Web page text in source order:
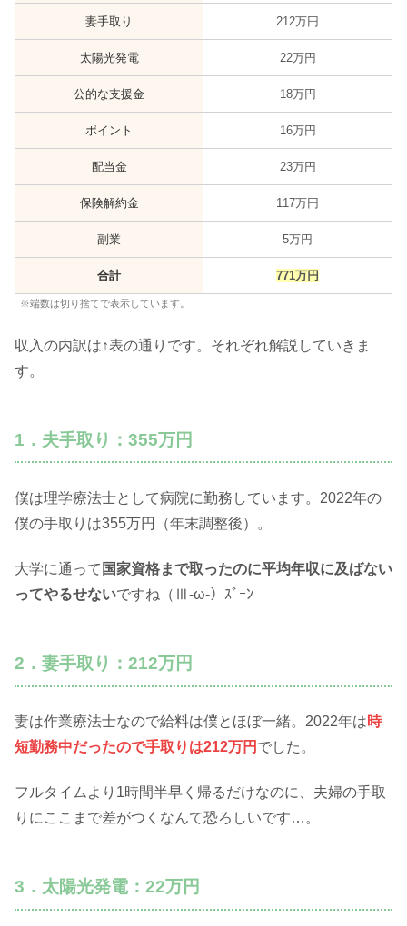
妻手取り 212万円
太陽光発電 22万円
公的な支援金 18万円
ポイント 16万円
配当金 23万円
保険解約金 117万円
副業 5万円
合計 771万円
※端数は切り捨てで表示しています。
収入の内訳は↑表の通りです。それぞれ解説していきま
す。
1．夫手取り：355万円
僕は理学療法士として病院に勤務しています。2022年の
僕の手取りは355万円（年末調整後）。
大学に通って 国家資格まで取ったのに平均年収に及ばない
ってやるせないですね（Ⅲ-ω-）ｽﾞｰﾝ
2．妻手取り：212万円
妻は作業療法士なので給料は僕とほぼ一緒。2022年は時
短勤務中だったので手取りは212万円 でした。
フルタイムより1時間半早く帰るだけなのに、夫婦の手取
りにここまで差がつくなんて恐ろしいです…。
3．太陽光発電：22万円